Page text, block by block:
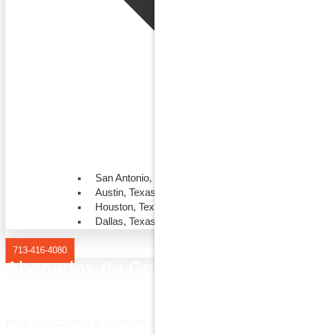
San Antonio, Texas
Austin, Texas
Houston, Texas
Dallas, Texas
713-416-4080
Abogados de Construcción